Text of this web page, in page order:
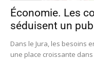
Économie. Les
séduisent un
Dans le Jura, les besoins
une place croissante